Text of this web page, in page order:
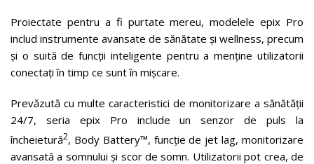
Proiectate pentru a fi purtate mereu, modelele epix Pro
includ instrumente avansate de sănătate și wellness, precum
și o suită de funcții inteligente pentru a menține utilizatorii
conectați în timp ce sunt în mișcare.
Prevăzută cu multe caracteristici de monitorizare a sănătății
24/7, seria epix Pro include un senzor de puls la
încheietură2, Body Battery™, funcție de jet lag, monitorizare
avansată a somnului și scor de somn. Utilizatorii pot crea, de